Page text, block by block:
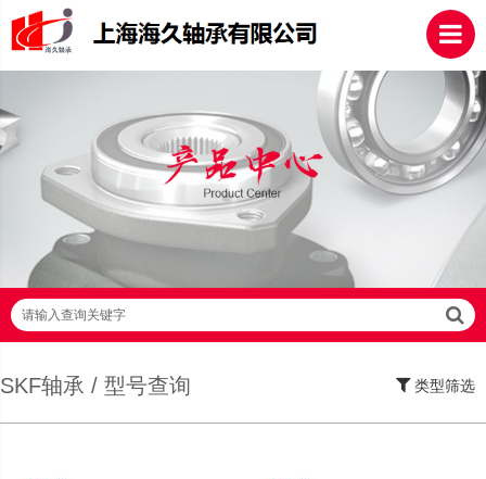
请输入查询关键字
SKF轴承 / 型号查询 类型筛选